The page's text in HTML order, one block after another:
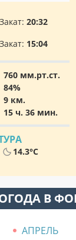
20:32
15:04
760 мм.рт.ст.
84%
9 км.
15 ч. 36 мин.
14.3°C
В
АПРЕЛЬ